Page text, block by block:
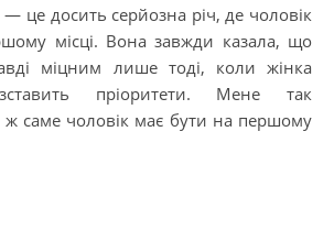
це досить серйозна річ, де чоловік
місці. Вона завжди казала, що
міцним лише тоді, коли жінка
пріоритети. Мене так
саме чоловік має бути на першому